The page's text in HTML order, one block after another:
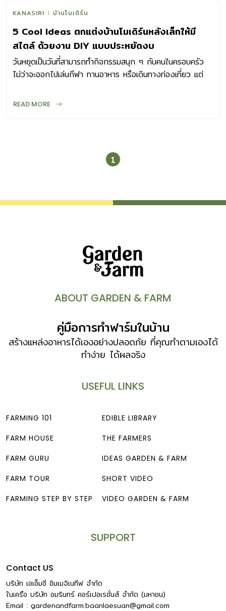
KANASIRI บ้านโมเดิร์น
5 Cool Ideas ตกแต่งบ้านโมเดิร์นหลังเล็กให้มี
สไตล์ ด้วยงาน DIY แบบประหยัดงบ
วันหยุดเป็นวันที่สามารถทำกิจกรรมสนุก ๆ กับคนในครอบครัว
ไม่ว่าจะออกไปเล่นกีฬา ทานอาหาร หรือเดินทางท่องเที่ยว แต่
คนในครอบครัวมาช่วยกันทำได้แบบไม่ต้องออกไปไหน
READ MORE
1
ABOUT GARDEN & FARM
คู่มือการทำฟาร์มในบ้าน
สร้างแหล่งอาหารได้เองอย่างปลอดภัย ที่คุณทำตามเองได้
ทำง่าย ได้ผลจริง
USEFUL LINKS
FARMING 101
FARM HOUSE
FARM GURU
FARM TOUR
FARMING STEP BY STEP
EDIBLE LIBRARY
THE FARMERS
IDEAS GARDEN & FARM
SHORT VIDEO
VIDEO GARDEN & FARM
SUPPORT
Contact US
บริษัท เอเอ็มอี อิมเมจิเนทีฟ จำกัด
ในเครือ บริษัท อมรินทร์ คอร์เปอเรชั่นส์ จำกัด (มหาชน)
Email : gardenandfarm.baanlaesuan@gmail.com